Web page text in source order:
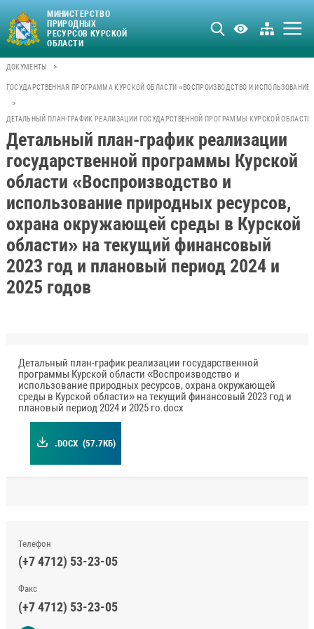
МИНИСТЕРСТВО
ПРИРОДНЫХ
РЕСУРСОВ КУРСКОЙ
ОБЛАСТИ
ДОКУМЕНТЫ >
ГОСУДАРСТВЕННАЯ ПРОГРАММА КУРСКОЙ ОБЛАСТИ «ВОСПРОИЗВОДСТВО И
>
ДЕТАЛЬНЫЙ ПЛАН-ГРАФИК РЕАЛИЗАЦИИ ГОСУДАРСТВЕННОЙ ПРОГРАММЫ КУРСКОЙ
Детальный план-график реализации
государственной программы Курской
области «Воспроизводство и
использование природных ресурсов,
охрана окружающей среды в Курской
области» на текущий финансовый
2023 год и плановый период 2024 и
2025 годов
Детальный план-график реализации государственной
программы Курской области «Воспроизводство и
использование природных ресурсов, охрана окружающей
среды в Курской области» на текущий финансовый 2023 год и
плановый период 2024 и 2025 го.docx
.DOCX (57.7КБ)
Телефон
(+7 4712) 53-23-05
Факс
(+7 4712) 53-23-05